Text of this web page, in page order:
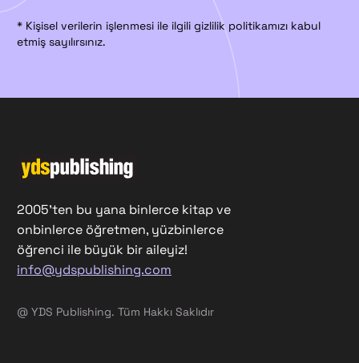
* Kişisel verilerin işlenmesi ile ilgili gizlilik politikamızı kabul
etmiş sayılırsınız.
2005'ten bu yana binlerce kitap ve
onbinlerce öğretmen, yüzbinlerce
öğrenci ile büyük bir aileyiz!
info@ydspublishing.com
@ YDS Publishing. Tüm Hakkı Saklıdır